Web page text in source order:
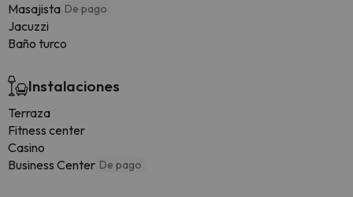
Masajista De pago
Jacuzzi
Baño turco
Instalaciones
Terraza
Fitness center
Casino
Business Center De pago